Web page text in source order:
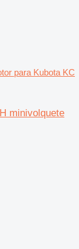
para Kubota KC
minivolquete